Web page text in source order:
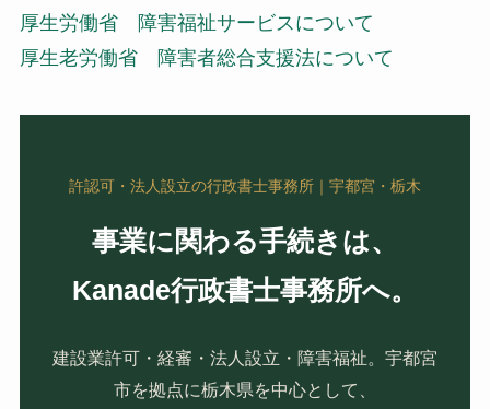
厚生労働省 障害福祉サービスについて
厚生老労働省 障害者総合支援法について
許認可・法人設立の行政書士事務所｜宇都宮・栃木
事業に関わる手続きは、
Kanade行政書士事務所へ。
建設業許可・経審・法人設立・障害福祉。宇都宮
市を拠点に栃木県を中心として、